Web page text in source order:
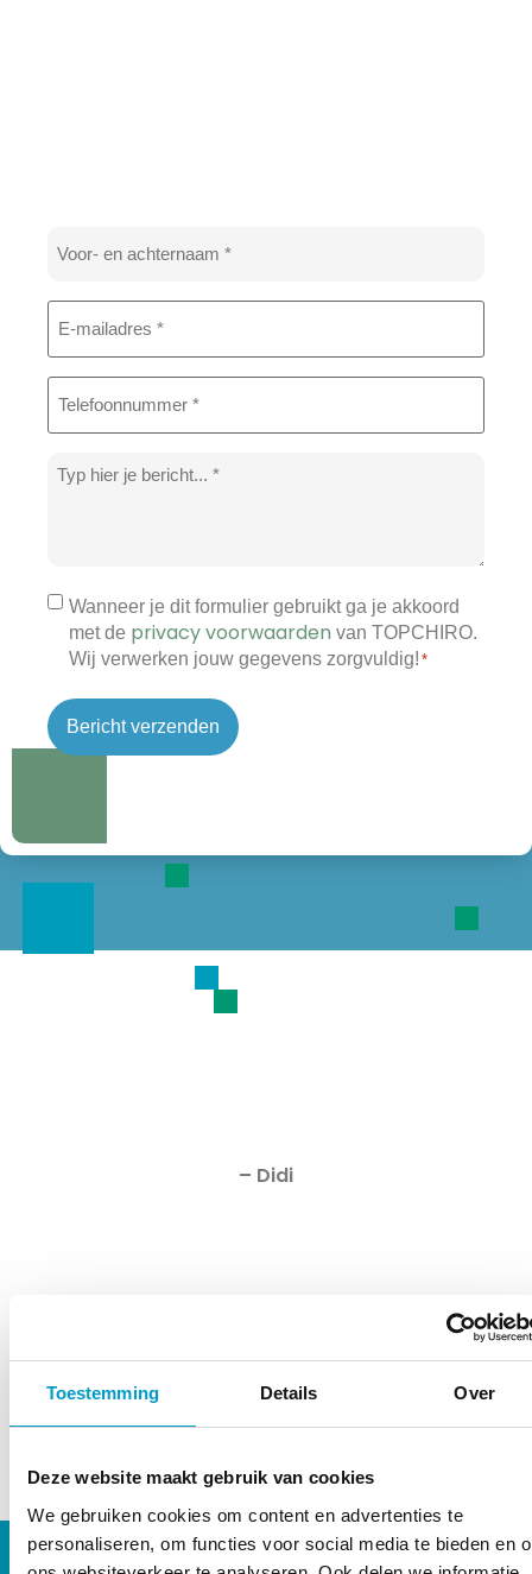
Toestemming Details Over
Deze website maakt gebruik van cookies
We gebruiken cookies om content en advertenties te
personaliseren, om functies voor social media te bieden en
E-
mailadres
Telefoon
Toestemming
Wanneer je dit formulier gebruikt ga je akkoord
met de privacy voorwaarden van TOPCHIRO.
Wij verwerken jouw gegevens zorgvuldig! *
– Didi